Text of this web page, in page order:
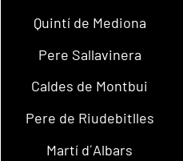
Quintí de Mediona
Pere Sallavinera
Caldes de Montbui
Pere de Riudebitlles
Martí d´Albars